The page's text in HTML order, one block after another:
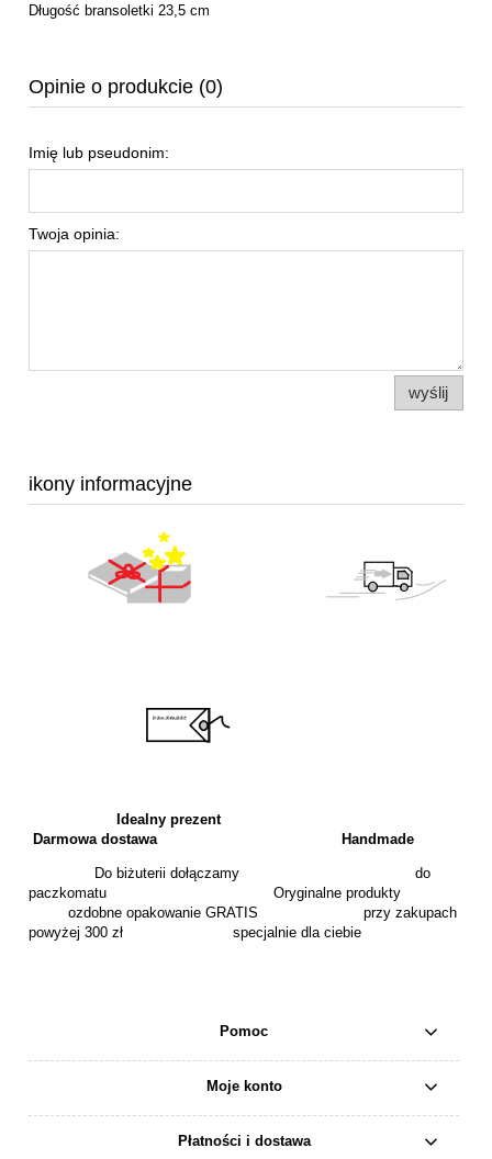
Długość bransoletki 23,5 cm
Opinie o produkcie (0)
Imię lub pseudonim:
Twoja opinia:
wyślij
ikony informacyjne
Idealny prezent
Darmowa dostawa
Handmade
Do biżuterii dołączamy do
paczkomatu Oryginalne produkty
ozdobne opakowanie GRATIS przy zakupach
powyżej 300 zł specjalnie dla ciebie
Pomoc
Moje konto
Płatności i dostawa